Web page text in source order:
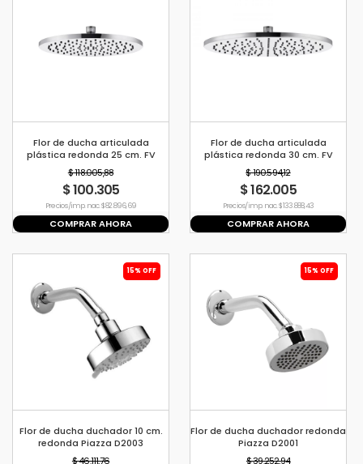
Flor de ducha articulada
plástica redonda 25 cm. FV
$ 118.005,88
$ 100.305
Precio s/imp. nac. $ 82.896,69
COMPRAR AHORA
Flor de ducha articulada
plástica redonda 30 cm. FV
$ 190.594,12
$ 162.005
Precio s/imp. nac. $ 133.888,43
COMPRAR AHORA
15% OFF
Flor de ducha duchador 10 cm.
redonda Piazza D2003
$ 46.111,76
15% OFF
Flor de ducha duchador redonda
Piazza D2001
$ 39.252,94